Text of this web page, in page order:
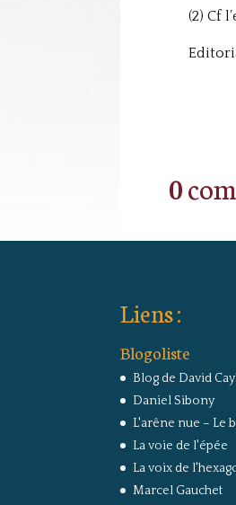
(2) Cf
0
Liens :
Blogoliste
Blog de David
Daniel Sibony
L'arêne nue – Le
La voie de l'épée
La voix de
Marcel Gauchet